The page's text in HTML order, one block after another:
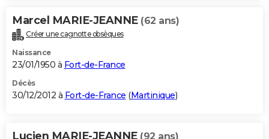
Marcel MARIE-JEANNE (62 ans)
Créer une cagnotte obsèques
Naissance
23/01/1950 à Fort-de-France
Décès
30/12/2012 à Fort-de-France (Martinique)
Lucien MARIE-JEANNE (92 ans)